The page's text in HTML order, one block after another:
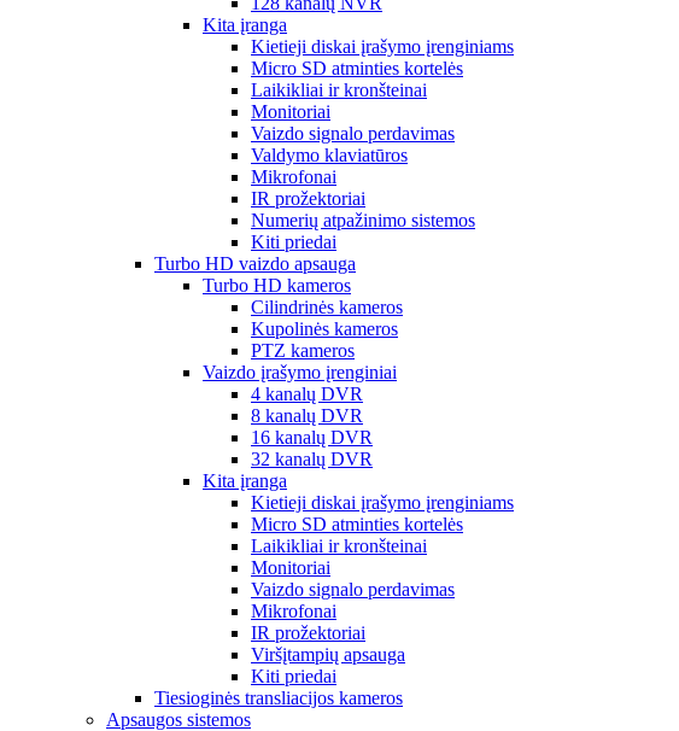
Kita įranga
Kietieji diskai įrašymo įrenginiams
Micro SD atminties kortelės
Laikikliai ir kronšteinai
Monitoriai
Vaizdo signalo perdavimas
Valdymo klaviatūros
Mikrofonai
IR prožektoriai
Numerių atpažinimo sistemos
Kiti priedai
Turbo HD vaizdo apsauga
Turbo HD kameros
Cilindrinės kameros
Kupolinės kameros
PTZ kameros
Vaizdo įrašymo įrenginiai
4 kanalų DVR
8 kanalų DVR
16 kanalų DVR
32 kanalų DVR
Kita įranga
Kietieji diskai įrašymo įrenginiams
Micro SD atminties kortelės
Laikikliai ir kronšteinai
Monitoriai
Vaizdo signalo perdavimas
Mikrofonai
IR prožektoriai
Viršįtampių apsauga
Kiti priedai
Tiesioginės transliacijos kameros
Apsaugos sistemos